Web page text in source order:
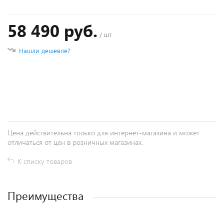
58 490 руб. / шт
Нашли дешевле?
Цена действительна только для интернет-магазина и может
отличаться от цен в розничных магазинах.
К списку товаров
Преимущества